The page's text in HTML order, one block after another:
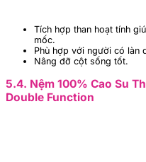
Tích hợp than hoạt tính
mốc.
Phù hợp với người có làn
Nâng đỡ cột sống tốt.
5.4. Nệm 100% Cao Su
Double Function